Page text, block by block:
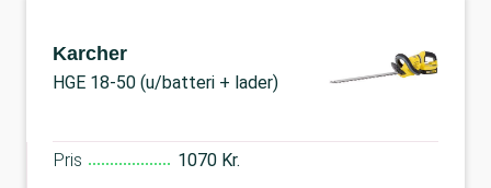
Karcher
HGE 18-50 (u/batteri + lader)
Pris 1070 Kr.